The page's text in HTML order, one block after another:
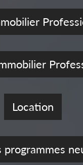
Location
programmes